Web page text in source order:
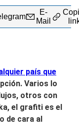
E-
Mail
país que
Varios lo
otros con
el grafiti es el
de cara al